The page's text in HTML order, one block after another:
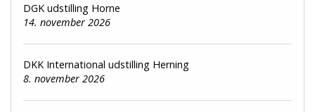
DGK udstilling Horne
14. november 2026
DKK International udstilling Herning
8. november 2026